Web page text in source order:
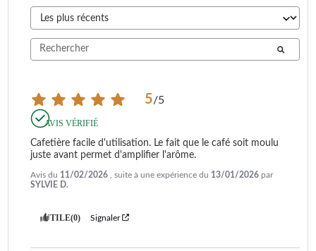
5/5
AVIS VÉRIFIÉ
Cafetière facile d'utilisation. Le fait que le café soit moulu
juste avant permet d'amplifier l'arôme.
Avis du 11/02/2026 , suite à une expérience du 13/01/2026 par
SYLVIE D.
UTILE(0) Signaler